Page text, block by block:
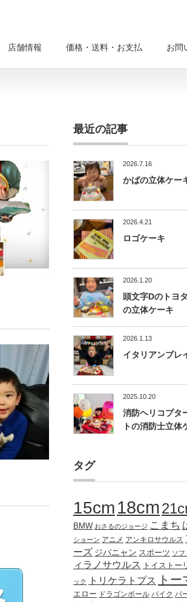
店舗情報 価格・送料・お支払 お問
最近の記事
2026.7.16
かばの立体ケー
2026.4.21
ロゴケーキ
2026.1.20
頭文字Dのトヨ
の立体ケーキ
2026.1.13
イタリアンブレ
2025.10.20
消防ヘリコプタ
トの消防士立体
タグ
15cm18cm
BMW おさるのジョージ こまち
ショーン アニメ アンキロサウルス
ーズ ジバニャン スポーツ ソフ
ィラノサウルス
トイストー
ック トリケラトプス トー
エロー
ドラゴンボール バイク パ